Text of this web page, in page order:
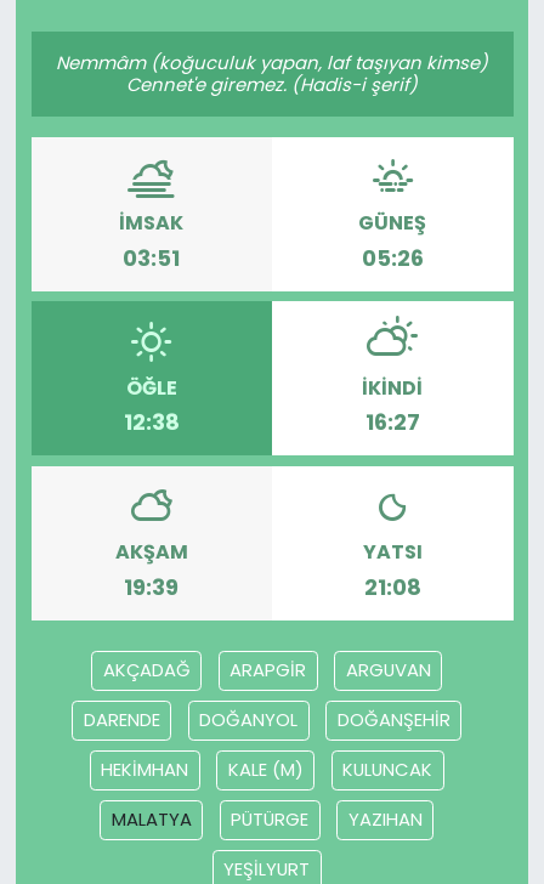
Nemmâm (koğuculuk yapan, laf taşıyan kimse)
Cennet'e giremez. (Hadis-i şerif)
İMSAK
03:51
GÜNEŞ
05:26
ÖĞLE
12:38
İKINDI
16:27
AKŞAM
19:39
YATSI
21:08
AKÇADAĞ ARAPGİR
ARGUVAN
DARENDE
DOĞANYOL
DOĞANŞEHİR
HEKİMHAN
KALE (M)
KULUNCAK
MALATYA
PÜTÜRGE
YAZIHAN
YEŞİLYURT
Resmi İlanlar
Künye
Gizlilik Sözleşmesi
İletişim